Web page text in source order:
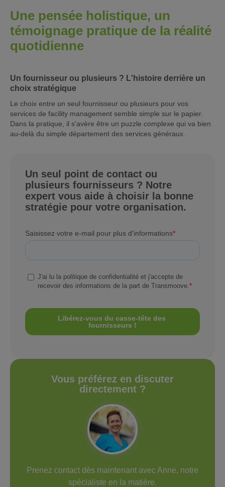
Une pensée holistique, un
témoignage pratique de la réalité
quotidienne
Un fournisseur ou plusieurs ? L'histoire derrière un
choix stratégique
Le choix entre un seul fournisseur ou plusieurs pour vos
services de facility management semble simple sur le papier.
Dans la pratique, il s'avère être un puzzle complexe qui va bien
au-delà du simple département des services généraux.
Un seul point de contact ou
plusieurs fournisseurs ? Notre
expert vous aide à choisir la bonne
stratégie pour votre organisation.
Vous préférez en discuter
directement ?
Prenez contact dès maintenant avec Anne, notre
spécialiste en la matière.